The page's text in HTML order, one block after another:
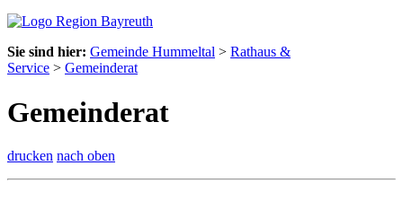
Sie sind hier: Gemeinde Hummeltal > Rathaus &
Service > Gemeinderat
Gemeinderat
drucken nach oben